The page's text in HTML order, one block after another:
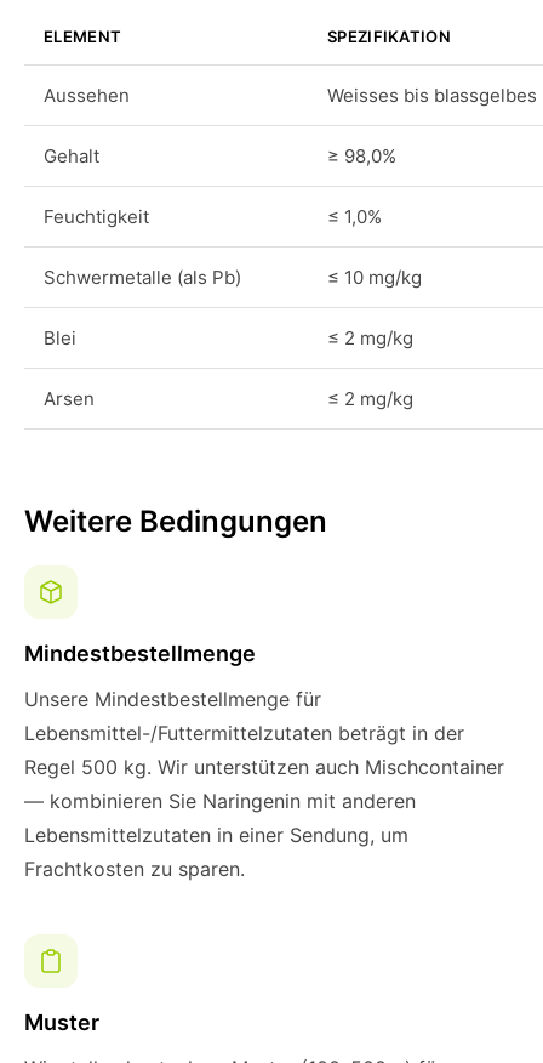
ELEMENT SPEZIFIKATION
Aussehen Weisses bis blassgelbes
Gehalt ≥ 98,0%
Feuchtigkeit ≤ 1,0%
Schwermetalle (als Pb) ≤ 10 mg/kg
Blei ≤ 2 mg/kg
Arsen ≤ 2 mg/kg
Weitere Bedingungen
Mindestbestellmenge
Unsere Mindestbestellmenge für
Lebensmittel-/Futtermittelzutaten beträgt in der
Regel 500 kg. Wir unterstützen auch Mischcontainer
— kombinieren Sie Naringenin mit anderen
Lebensmittelzutaten in einer Sendung, um
Frachtkosten zu sparen.
Muster